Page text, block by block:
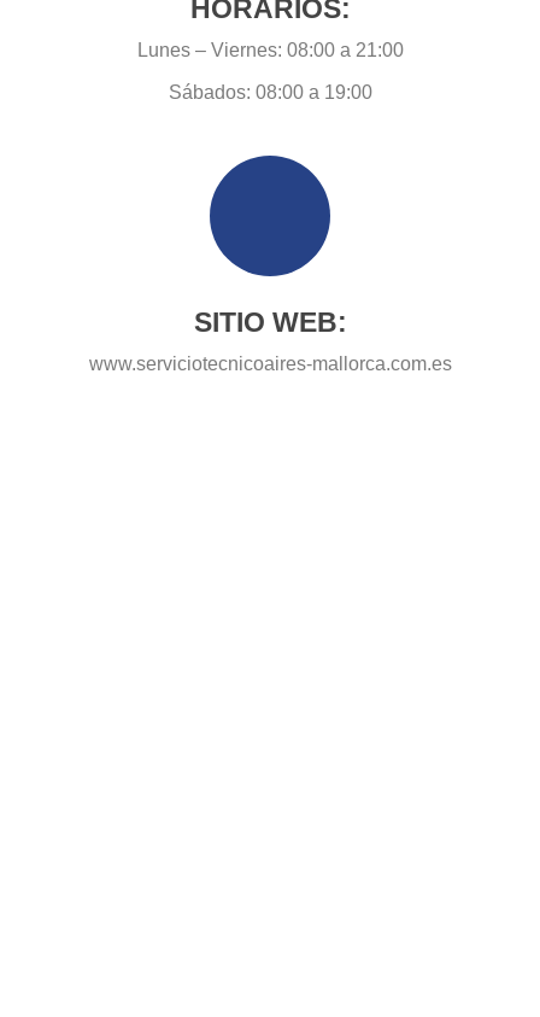
HORARIOS:
Lunes – Viernes: 08:00 a 21:00
Sábados: 08:00 a 19:00
SITIO WEB:
www.serviciotecnicoaires-mallorca.com.es